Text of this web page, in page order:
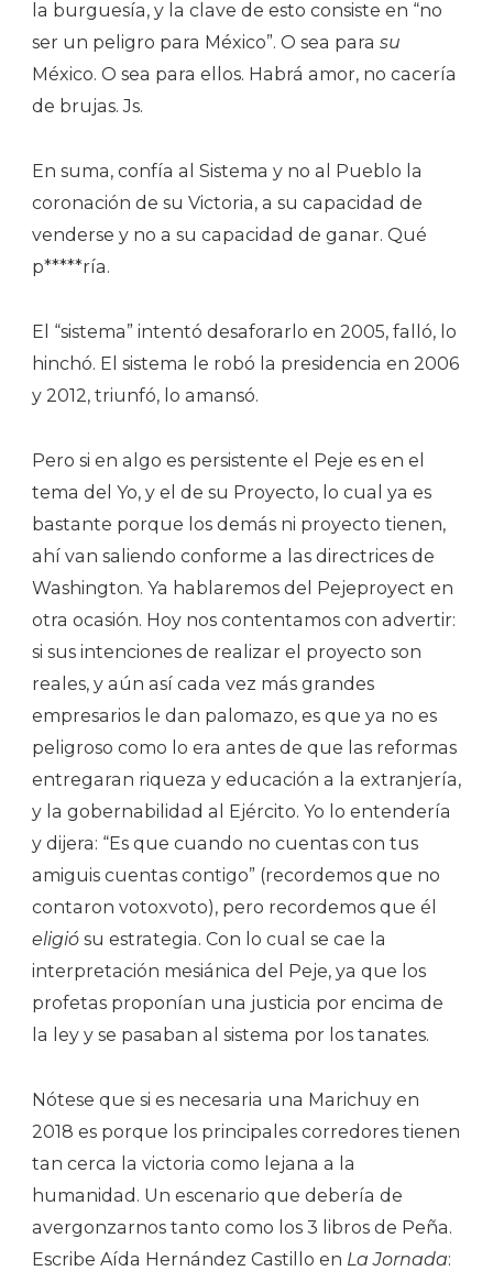
la burguesía, y la clave de esto consiste en “no
ser un peligro para México”. O sea para su
México. O sea para ellos. Habrá amor, no cacería
de brujas. Js.
En suma, confía al Sistema y no al Pueblo la
coronación de su Victoria, a su capacidad de
venderse y no a su capacidad de ganar. Qué
p*****ría.
El “sistema” intentó desaforarlo en 2005, falló, lo
hinchó. El sistema le robó la presidencia en 2006
y 2012, triunfó, lo amansó.
Pero si en algo es persistente el Peje es en el
tema del Yo, y el de su Proyecto, lo cual ya es
bastante porque los demás ni proyecto tienen,
ahí van saliendo conforme a las directrices de
Washington. Ya hablaremos del Pejeproyect en
otra ocasión. Hoy nos contentamos con advertir:
si sus intenciones de realizar el proyecto son
reales, y aún así cada vez más grandes
empresarios le dan palomazo, es que ya no es
peligroso como lo era antes de que las reformas
entregaran riqueza y educación a la extranjería,
y la gobernabilidad al Ejército. Yo lo entendería
y dijera: “Es que cuando no cuentas con tus
amiguis cuentas contigo” (recordemos que no
contaron votoxvoto), pero recordemos que él
eligió su estrategia. Con lo cual se cae la
interpretación mesiánica del Peje, ya que los
profetas proponían una justicia por encima de
la ley y se pasaban al sistema por los tanates.
Nótese que si es necesaria una Marichuy en
2018 es porque los principales corredores tienen
tan cerca la victoria como lejana a la
humanidad. Un escenario que debería de
avergonzarnos tanto como los 3 libros de Peña.
Escribe Aída Hernández Castillo en La Jornada: